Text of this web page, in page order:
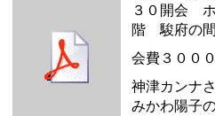
３０開会
階 駿府の間
会費３００
神津カンナ
みかわ陽子